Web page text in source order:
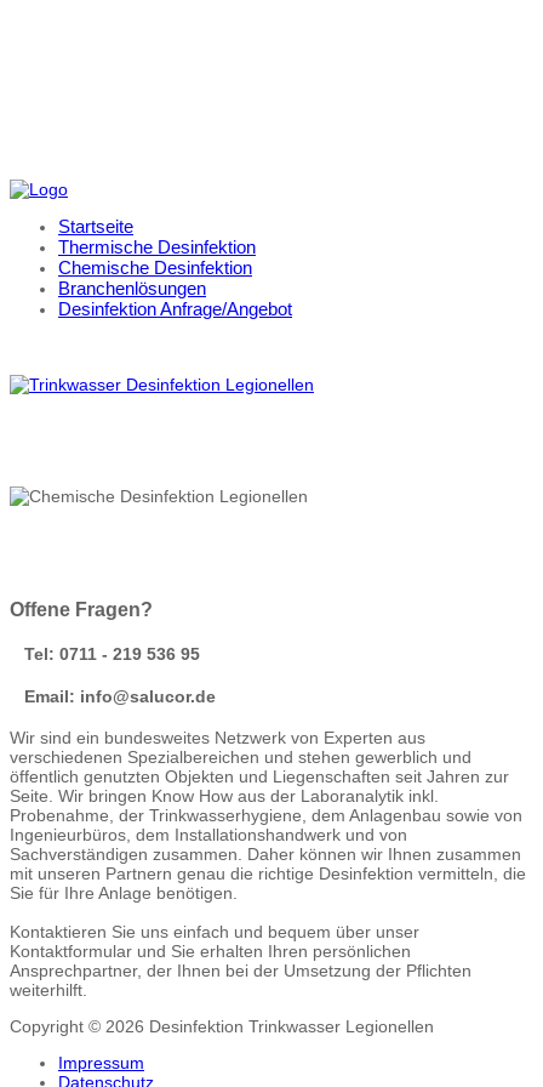
Startseite
Thermische Desinfektion
Chemische Desinfektion
Branchenlösungen
Desinfektion Anfrage/Angebot
Offene Fragen?
Tel: 0711 - 219 536 95
Email: info@salucor.de
Wir sind ein bundesweites Netzwerk von Experten aus
verschiedenen Spezialbereichen und stehen gewerblich und
öffentlich genutzten Objekten und Liegenschaften seit Jahren zur
Seite. Wir bringen Know How aus der Laboranalytik inkl.
Probenahme, der Trinkwasserhygiene, dem Anlagenbau sowie von
Ingenieurbüros, dem Installationshandwerk und von
Sachverständigen zusammen. Daher können wir Ihnen zusammen
mit unseren Partnern genau die richtige Desinfektion vermitteln, die
Sie für Ihre Anlage benötigen.
Kontaktieren Sie uns einfach und bequem über unser
Kontaktformular und Sie erhalten Ihren persönlichen
Ansprechpartner, der Ihnen bei der Umsetzung der Pflichten
weiterhilft.
Copyright © 2026 Desinfektion Trinkwasser Legionellen
Impressum
Datenschutz